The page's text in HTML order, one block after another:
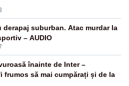
derapaj suburban. Atac murdar la
– AUDIO
înainte de Inter –
frumos să mai cumpărați și de la